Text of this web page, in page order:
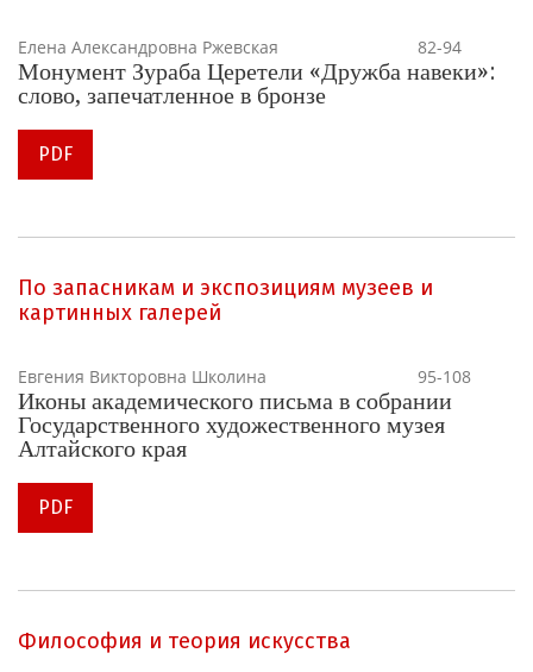
Елена Александровна Ржевская 82-94
Монумент Зураба Церетели «Дружба навеки»:
слово, запечатленное в бронзе
PDF
По запасникам и экспозициям музеев и
картинных галерей
Евгения Викторовна Школина 95-108
Иконы академического письма в собрании
Государственного художественного музея
Алтайского края
PDF
Философия и теория искусства